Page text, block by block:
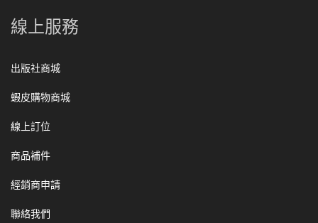
線上服務
出版社商城
蝦皮購物商城
線上訂位
商品補件
經銷商申請
聯絡我們